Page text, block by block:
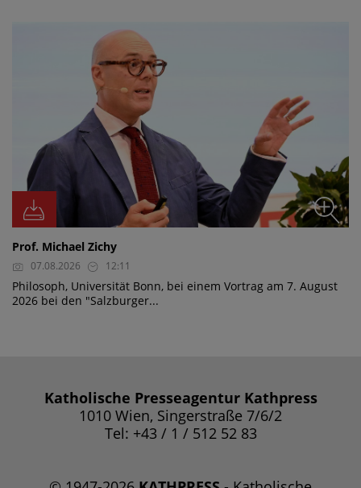
Prof. Michael Zichy
07.08.2026 12:11
Philosoph, Universität Bonn, bei einem Vortrag am 7. August
2026 bei den "Salzburger...
Katholische Presseagentur Kathpress
1010 Wien, Singerstraße 7/6/2
Tel: +43 / 1 / 512 52 83